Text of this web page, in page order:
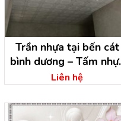
Trần nhựa tại bến cát
bình dương – Tấm
ốp trần bến cát
Liên hệ